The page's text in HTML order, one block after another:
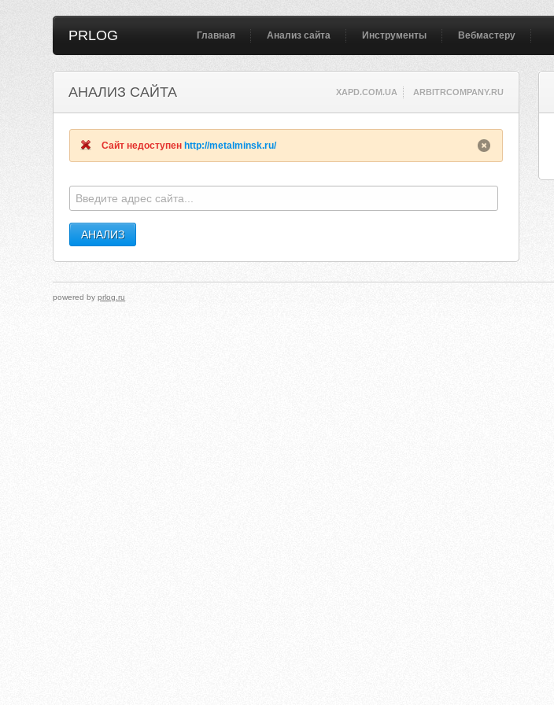
PRLOG Главная Анализ сайта Инструменты Вебмастеру
АНАЛИЗ САЙТА XAPD.COM.UA ARBITRCOMPANY.RU
Сайт недоступен http://metalminsk.ru/
powered byprlog.ru